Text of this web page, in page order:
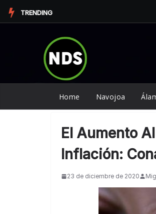
Saltar
al
TRENDING
Home Navojoa
El Aumento
Inflación:
23 de diciembre de 2020